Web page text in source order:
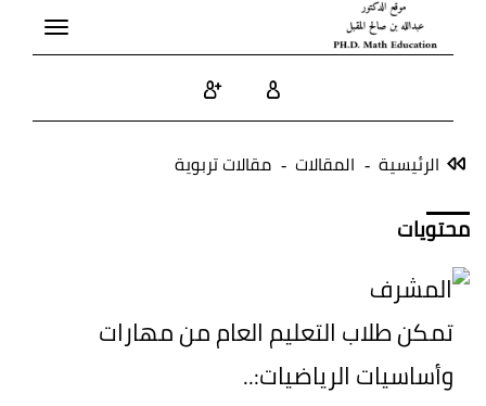
Toggle
الرئيسية المقالات مقالات تربوية
محتويات
تمكن طلاب التعليم العام من مهارات
وأساسيات الرياضيات:..